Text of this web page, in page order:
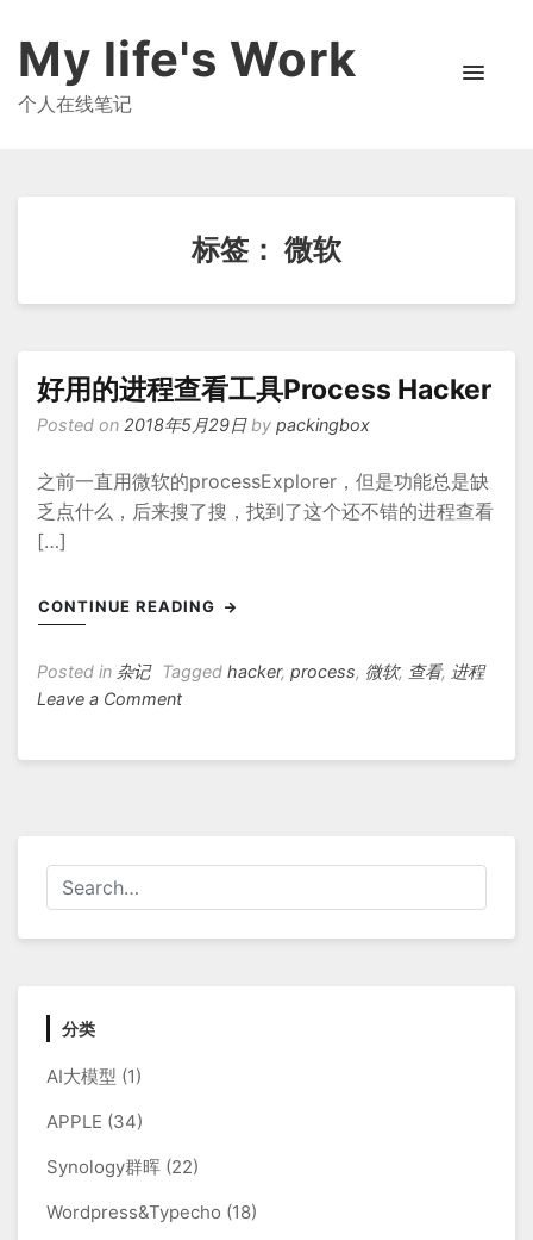
My life's Work
个人在线笔记
标签： 微软
好用的进程查看工具Process Hacker
Posted on 2018年5月29日by packingbox
之前一直用微软的processExplorer，但是功能总是缺
乏点什么，后来搜了搜，找到了这个还不错的进程查看
[…]
CONTINUE READING
Posted in 杂记 Tagged hacker, process, 微软, 查看, 进程
Leave a Commenton
查
工
具
分类
AI大模型 (1)
APPLE (34)
Synology群晖 (22)
Wordpress&Typecho (18)